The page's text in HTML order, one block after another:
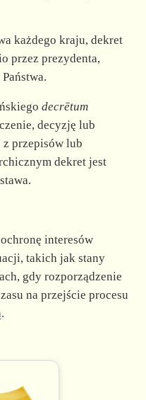
każdego kraju, dekret
przez prezydenta,
decrētum
decyzję lub
z przepisów lub
dekret jest
interesów
takich jak stany
gdy rozporządzenie
na przejście procesu